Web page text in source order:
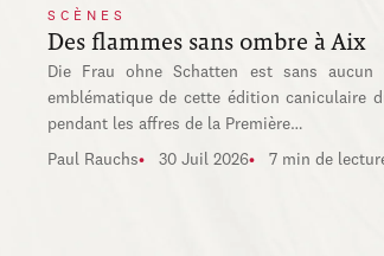
SCÈNES
Des flammes sans ombre à Aix
Die Frau ohne Schatten est sans aucun
emblématique de cette édition caniculaire
pendant les affres de la Première…
Paul Rauchs 30 Juil 2026 7 min de